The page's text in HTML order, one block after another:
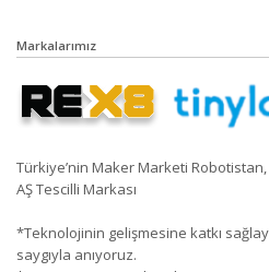
Markalarımız
Türkiye’nin Maker Marketi
AŞ Tescilli Markası
*Teknolojinin gelişmesine katkı
saygıyla anıyoruz.